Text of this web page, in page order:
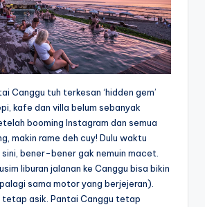
Canggu tuh terkesan ‘hidden gem’
kafe dan villa belum sebanyak
booming Instagram dan semua
makin rame deh cuy! Dulu waktu
bener-bener gak nemuin macet.
liburan jalanan ke Canggu bisa bikin
sama motor yang berjejeran).
asik. Pantai Canggu tetap